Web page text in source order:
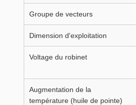
Groupe de vecteurs
Dimension d'exploitation
Voltage du robinet
Augmentation de la
température (huile de pointe)